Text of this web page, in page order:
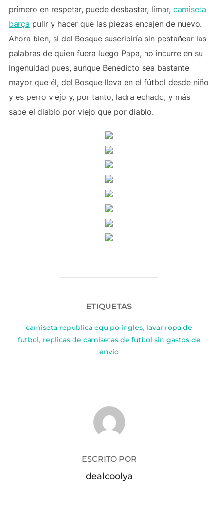
primero en respetar, puede desbastar, limar, camiseta
barça pulir y hacer que las piezas encajen de nuevo.
Ahora bien, si del Bosque suscribiría sin pestañear las
palabras de quien fuera luego Papa, no incurre en su
ingenuidad pues, aunque Benedicto sea bastante
mayor que él, del Bosque lleva en el fútbol desde niño
y es perro viejo y, por tanto, ladra echado, y más
sabe el diablo por viejo que por diablo.
ETIQUETAS
camiseta republica equipo ingles, lavar ropa de
futbol, replicas de camisetas de futbol sin gastos de
envio
AUTOR DE LA PUBLICACIÓN
ESCRITO POR
dealcoolya